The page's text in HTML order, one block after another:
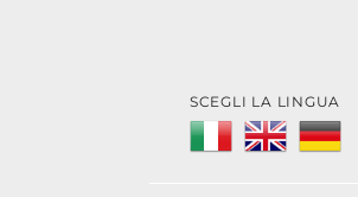
SCEGLI LA LINGUA